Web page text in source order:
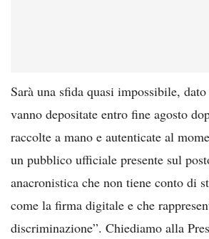
Sarà una sfida quasi impossibile,
vanno depositate entro fine agosto
raccolte a mano e autenticate al
un pubblico ufficiale presente sul
anacronistica che non tiene conto di
come la firma digitale e che
discriminazione”. Chiediamo alla